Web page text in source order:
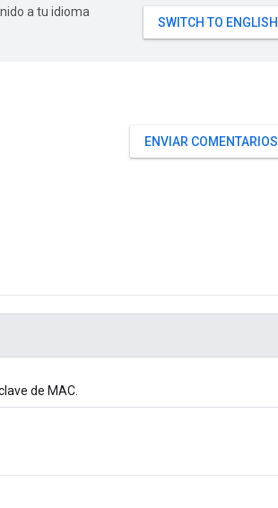
a tu idioma
ENVIAR COMENTARIOS
de MAC.